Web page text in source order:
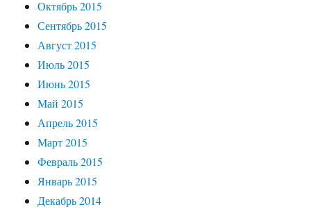
Октябрь 2015
Сентябрь 2015
Август 2015
Июль 2015
Июнь 2015
Май 2015
Апрель 2015
Март 2015
Февраль 2015
Январь 2015
Декабрь 2014